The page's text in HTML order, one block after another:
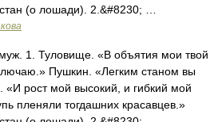
(о лошади). 2.&#8230; …
1. Туловище. «В объятия мои твой
Пушкин. «Легким станом вы
рост мой высокий, и гибкий мой
пленяли тогдашних красавцев.»